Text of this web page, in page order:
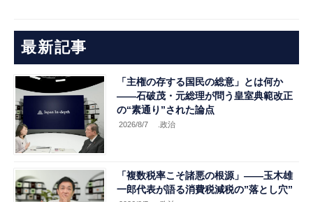
最新記事
「主権の存する国民の総意」とは何か
――石破茂・元総理が問う皇室典範改正
の“素通り”された論点
2026/8/7 .政治
「複数税率こそ諸悪の根源」――玉木雄
一郎代表が語る消費税減税の”落とし穴”